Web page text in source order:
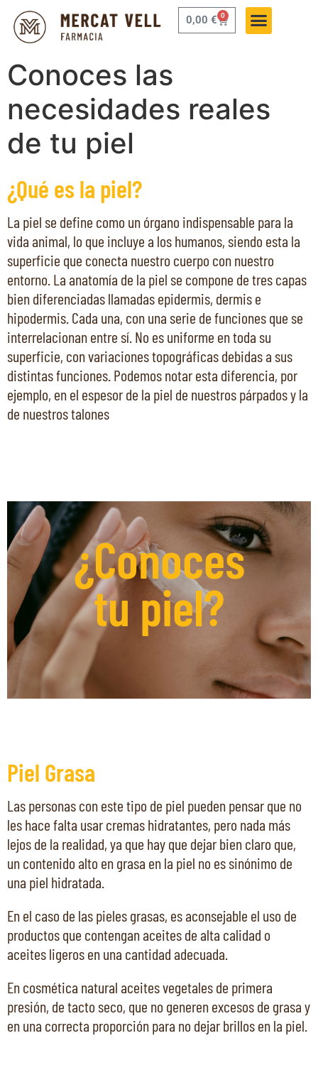
0,00 € 0
Conoces las
necesidades reales
de tu piel
¿Qué es la piel?
La piel se define como un órgano indispensable para la
vida animal, lo que incluye a los humanos, siendo esta la
superficie que conecta nuestro cuerpo con nuestro
entorno. La anatomía de la piel se compone de tres capas
bien diferenciadas llamadas epidermis, dermis e
hipodermis. Cada una, con una serie de funciones que se
interrelacionan entre sí. No es uniforme en toda su
superficie, con variaciones topográficas debidas a sus
distintas funciones. Podemos notar esta diferencia, por
ejemplo, en el espesor de la piel de nuestros párpados y la
de nuestros talones
¿Conoces
tu piel?
Piel Grasa
Las personas con este tipo de piel pueden pensar que no
les hace falta usar cremas hidratantes, pero nada más
lejos de la realidad, ya que hay que dejar bien claro que,
un contenido alto en grasa en la piel no es sinónimo de
una piel hidratada.
En el caso de las pieles grasas, es aconsejable el uso de
productos que contengan aceites de alta calidad o
aceites ligeros en una cantidad adecuada.
En cosmética natural aceites vegetales de primera
presión, de tacto seco, que no generen excesos de grasa y
en una correcta proporción para no dejar brillos en la piel.